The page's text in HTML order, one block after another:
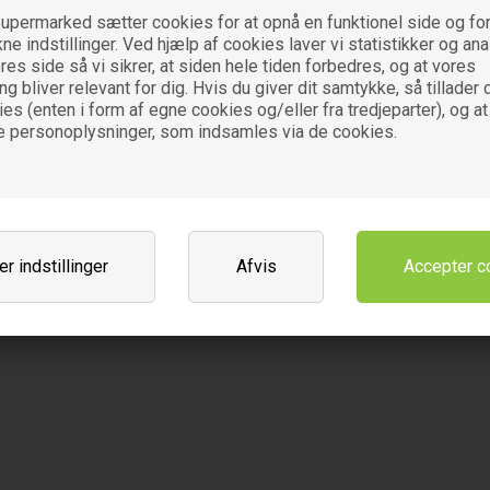
sætter cookies for at opnå en funktionel side og
indstillinger. Ved hjælp af cookies laver vi statistikker og
side så vi sikrer, at siden hele tiden forbedres, og at vores
bliver relevant for dig. Hvis du giver dit samtykke, så tillader
(enten i form af egne cookies og/eller fra tredjeparter), og
personoplysninger, som indsamles via de cookies.
indstillinger Afvis
med kork låg
L - 1 stk - Ah table
3200 DKK
Opbevaringsglas med kork låg
0,9 L - 1 stk. - Ah table
4100